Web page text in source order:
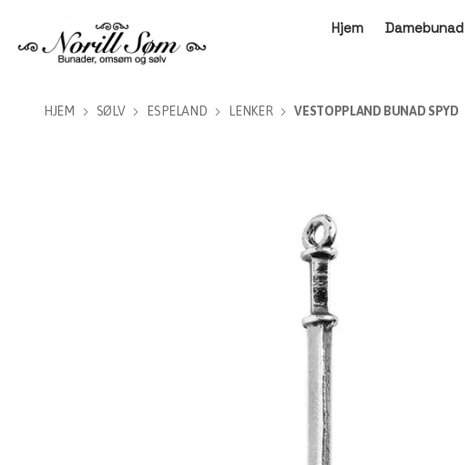
Hjem Damebunad
HJEM SØLV ESPELAND LENKER VESTOPPLAND BUNAD SPYD